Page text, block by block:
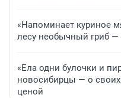
«Напоминает куриное
лесу необычный гриб —
«Ела одни булочки и
новосибирцы — о
ценой